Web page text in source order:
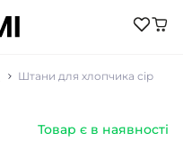
Штани для хлопчика сірий
Товар є в наявності